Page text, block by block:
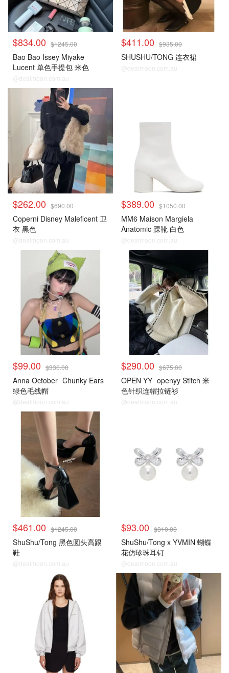
$834.00 $1245.00
Bao Bao Issey Miyake
Lucent 单色手提包 米色
@dealmoon.com.au
$411.00 $935.00
SHUSHU/TONG 连衣裙
@dealmoon.com.au
$262.00 $690.00
Coperni Disney Maleficent 卫
衣 黑色
@dealmoon.com.au
$389.00 $1050.00
MM6 Maison Margiela
Anatomic 踝靴 白色
@dealmoon.com.au
$99.00 $330.00
Anna October Chunky Ears
绿色毛线帽
@dealmoon.com.au
$290.00 $675.00
OPEN YY openyy Stitch 米
色针织连帽拉链衫
@dealmoon.com.au
$461.00 $1245.00
ShuShu/Tong 黑色圆头高跟
鞋
@dealmoon.com.au
$93.00 $310.00
ShuShu/Tong x YVMIN 蝴蝶
花仿珍珠耳钉
@dealmoon.com.au